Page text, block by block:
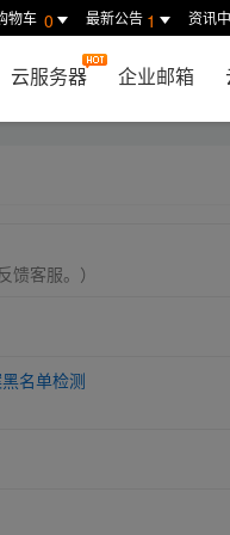
物车 0 最新公告 1 资讯
云服务器 企业邮箱
客服。）
名单检测